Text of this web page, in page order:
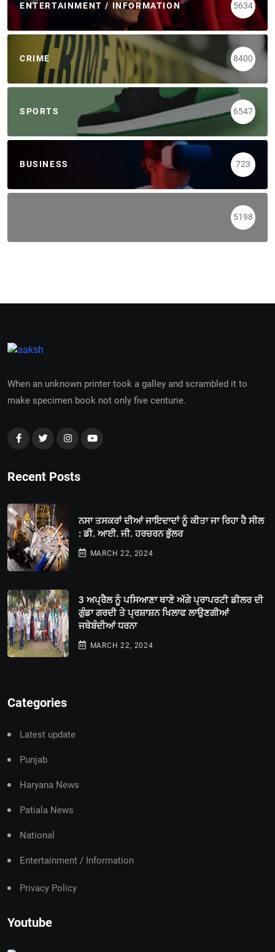
ENTERTAINMENT / INFORMATION 5634
CRIME 8400
SPORTS 6547
BUSINESS 723
5198
When an unknown printer took a galley and scrambled it to
make specimen book not only five centurie.
Recent Posts
ਨਸਾ ਤਸਕਰਾਂ ਦੀਆਂ ਜਾਇਦਾਦਾਂ ਨੂੰ ਕੀਤਾ ਜਾ ਰਿਹਾ ਹੈ ਸੀਲ
: ਡੀ. ਆਈ. ਜੀ. ਹਰਚਰਨ ਭੁੱਲਰ
MARCH 22, 2024
3 ਅਪ੍ਰੈਲ ਨੂੰ ਪਸਿਆਣਾ ਥਾਣੇ ਅੱਗੇ ਪ੍ਰਾਪਰਟੀ ਡੀਲਰ ਦੀ
ਗੁੰਡਾ ਗਰਦੀ ਤੇ ਪ੍ਰਸ਼ਾਸ਼ਨ ਖਿਲਾਫ ਲਾਉਣਗੀਆਂ
ਜਥੇਬੰਦੀਆਂ ਧਰਨਾ
MARCH 22, 2024
Categories
Latest update
Punjab
Haryana News
Patiala News
National
Entertainment / Information
Privacy Policy
Youtube